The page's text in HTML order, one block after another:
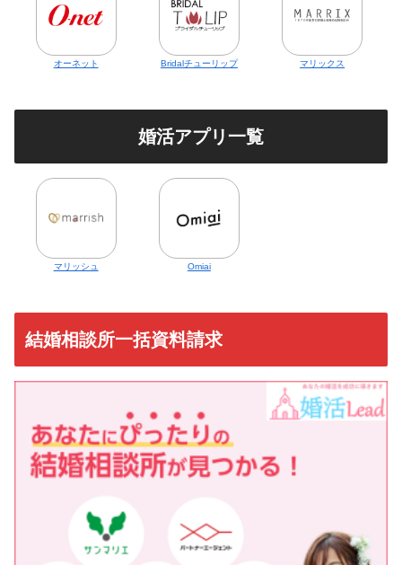
オーネット Bridalチューリップ マリックス
婚活アプリ一覧
マリッシュ Omiai
結婚相談所一括資料請求